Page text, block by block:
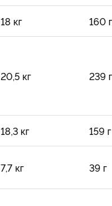
18 кг 160 г
20,5 кг 239 г
18,3 кг 159 г
7,7 кг 39 г